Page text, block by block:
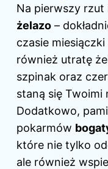
Na pierwszy
żelazo –
czasie
również utratę
szpinak oraz
staną się Twoimi
Dodatkowo,
pokarmów
które nie tylko
ale również